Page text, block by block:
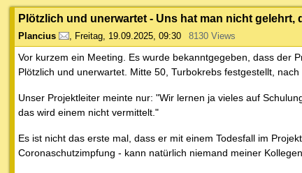
Plötzlich und unerwartet - Uns hat man nicht gelehrt,
Plancius , Freitag, 19.09.2025, 09:30 8130 Views
Vor kurzem ein Meeting. Es wurde bekanntgegeben, dass der
Plötzlich und unerwartet. Mitte 50, Turbokrebs festgestellt,
Unser Projektleiter meinte nur: "Wir lernen ja vieles auf
das wird einem nicht vermittelt."
Es ist nicht das erste mal, dass er mit einem Todesfall im
Coronaschutzimpfung - kann natürlich niemand meiner